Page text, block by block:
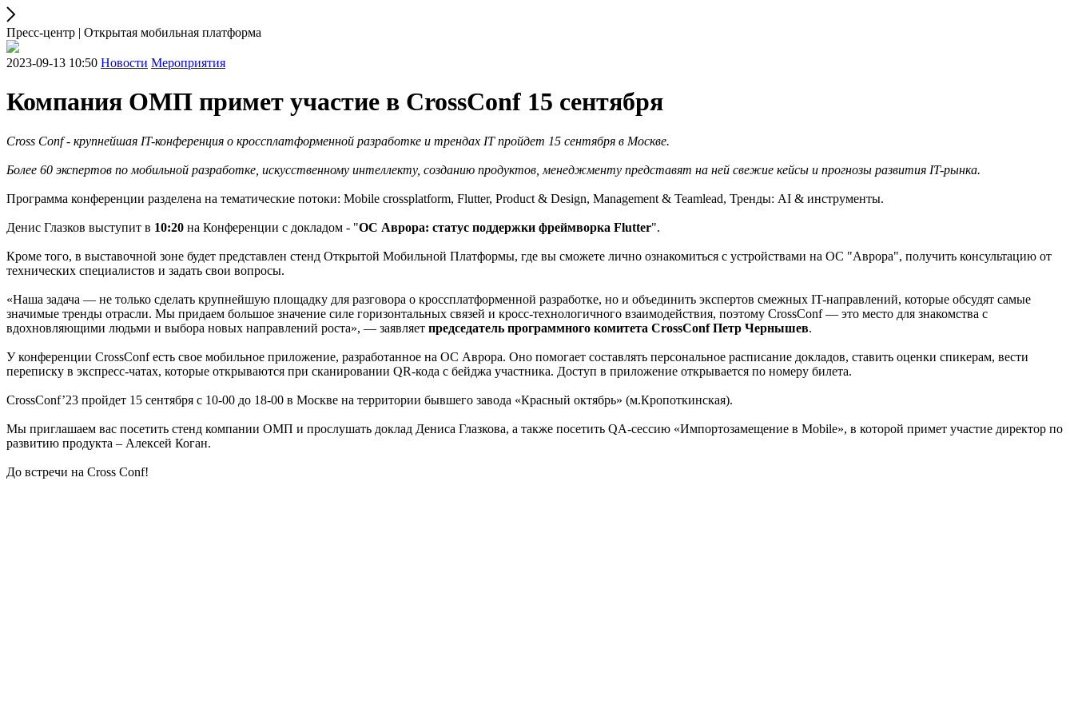
Пресс-центр | Открытая мобильная платформа
2023-09-13 10:50 Новости Мероприятия
Компания ОМП примет участие в CrossConf 15 сентября
Cross Conf - крупнейшая IT-конференция о кроссплатформенной разработке и трендах IT пройдет 15 сентября в Москве.
Более 60 экспертов по мобильной разработке, искусственному интеллекту, созданию продуктов, менеджменту представят на ней свежие кейсы и прогнозы развития IT-рынка.
Программа конференции разделена на тематические потоки: Mobile crossplatform, Flutter, Produсt & Design, Management & Teamlead, Тренды: AI & инструменты.
Денис Глазков выступит в 10:20 на Конференции с докладом - "ОС Аврора: статус поддержки фреймворка Flutter".
Кроме того, в выставочной зоне будет представлен стенд Открытой Мобильной Платформы, где вы сможете лично ознакомиться с устройствами на ОС "Аврора", получить консультацию от
технических специалистов и задать свои вопросы.
«Наша задача — не только сделать крупнейшую площадку для разговора о кроссплатформенной разработке, но и объединить экспертов смежных IT-направлений, которые обсудят самые
значимые тренды отрасли. Мы придаем большое значение силе горизонтальных связей и кросс-технологичного взаимодействия, поэтому CrossConf — это место для знакомства с
вдохновляющими людьми и выбора новых направлений роста», — заявляет председатель программного комитета CrossConf Петр Чернышев.
У конференции CrossConf есть свое мобильное приложение, разработанное на ОС Аврора. Оно помогает составлять персональное расписание докладов, ставить оценки спикерам, вести
переписку в экспресс-чатах, которые открываются при сканировании QR-кода с бейджа участника. Доступ в приложение открывается по номеру билета.
CrossConf’23 пройдет 15 сентября с 10-00 до 18-00 в Москве на территории бывшего завода «Красный октябрь» (м.Кропоткинская).
Мы приглашаем вас посетить стенд компании ОМП и прослушать доклад Дениса Глазкова, а также посетить QA-сессию «Импортозамещение в Mobile», в которой примет участие директор по
развитию продукта – Алексей Коган.
До встречи на Cross Conf!